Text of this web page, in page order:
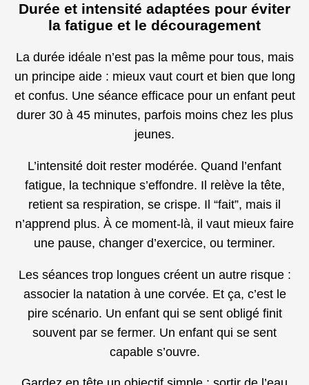
Durée et intensité adaptées pour éviter
la fatigue et le découragement
La durée idéale n’est pas la même pour tous, mais
un principe aide : mieux vaut court et bien que long
et confus. Une séance efficace pour un enfant peut
durer 30 à 45 minutes, parfois moins chez les plus
jeunes.
L’intensité doit rester modérée. Quand l’enfant
fatigue, la technique s’effondre. Il relève la tête,
retient sa respiration, se crispe. Il “fait”, mais il
n’apprend plus. À ce moment-là, il vaut mieux faire
une pause, changer d’exercice, ou terminer.
Les séances trop longues créent un autre risque :
associer la natation à une corvée. Et ça, c’est le
pire scénario. Un enfant qui se sent obligé finit
souvent par se fermer. Un enfant qui se sent
capable s’ouvre.